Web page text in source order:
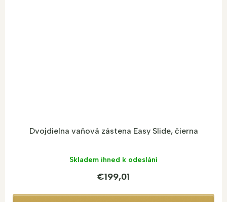
Dvojdielna vaňová zástena Easy Slide, čierna
Skladem ihned k odeslání
€199,01